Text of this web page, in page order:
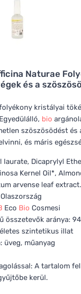
Naturae
és a
kristályai
bio
szöszösödést
és máris
laurate, Dicaprylyl
Kernel Oil*,
arvense leaf
Eco Bio Cosmesi
összetevők aránya:
szintetikus illat
üveg, műanyag
A tartalom
kerül.